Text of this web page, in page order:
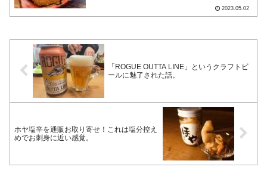
2023.05.02
「ROGUE OUTTA LINE」というクラフトビ
ールに魅了された話。
ホヤ塩辛を通販お取り寄せ！これは塩分控え
めでお刺身に近い感覚。